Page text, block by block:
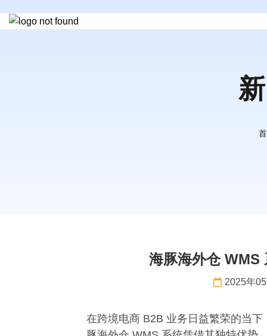
海豚海外仓 WMS
2025年
在跨境电商 B2B 业务日益繁荣的当